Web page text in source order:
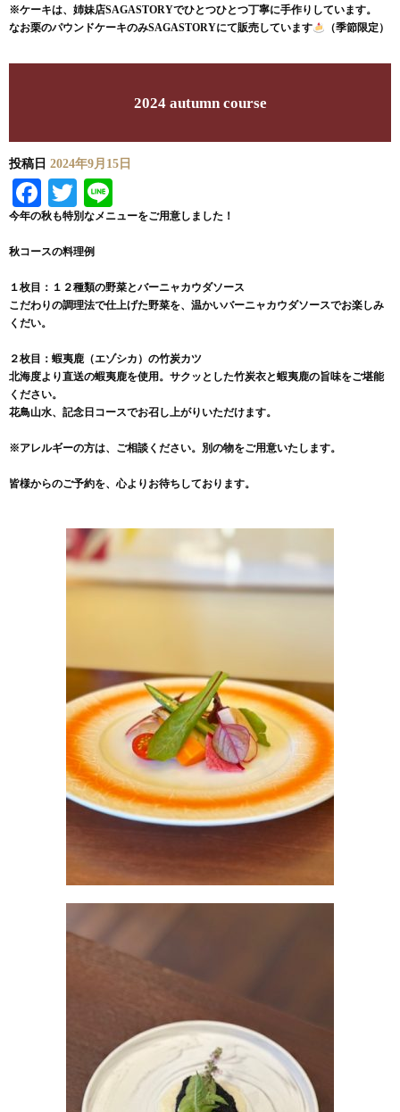
※ケーキは、姉妹店SAGASTORYでひとつひとつ丁寧に手作りしています。
なお栗のパウンドケーキのみSAGASTORYにて販売しています
（季節限定）
2024 autumn course
投稿日 2024年9月15日
Facebook
Twitter
今年の秋も特別なメニューをご用意しました！
秋コースの料理例
１枚目：１２種類の野菜とバーニャカウダソース
こだわりの調理法で仕上げた野菜を、温かいバーニャカウダソースでお楽しみ
くだい。
２枚目：蝦夷鹿（エゾシカ）の竹炭カツ
北海度より直送の蝦夷鹿を使用。サクッとした竹炭衣と蝦夷鹿の旨味をご堪能
ください。
花鳥山水、記念日コースでお召し上がりいただけます。
※アレルギーの方は、ご相談ください。別の物をご用意いたします。
皆様からのご予約を、心よりお待ちしております。